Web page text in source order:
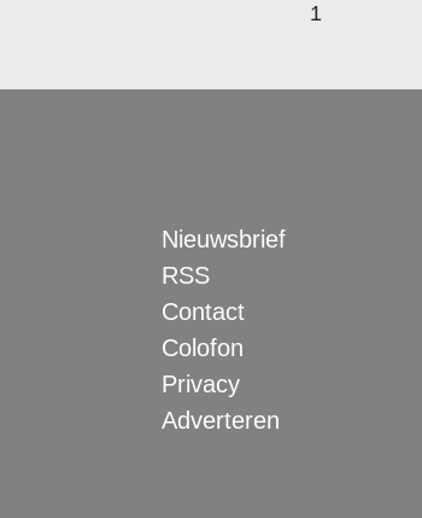
1
Nieuwsbrief
RSS
Contact
Colofon
Privacy
Adverteren